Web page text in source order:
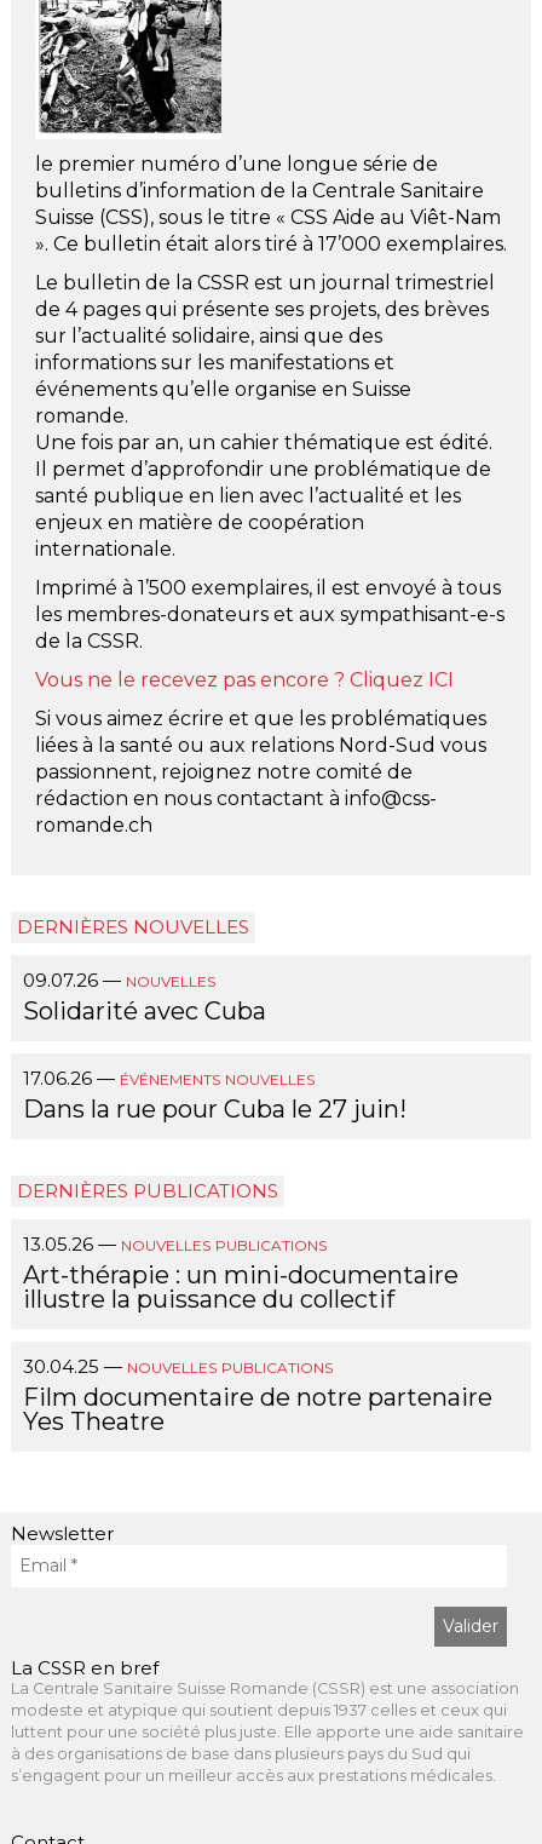
le premier numéro d’une longue série de
bulletins d’information de la Centrale Sanitaire
Suisse (CSS), sous le titre « CSS Aide au Viêt-Nam
». Ce bulletin était alors tiré à 17’000 exemplaires.
Le bulletin de la CSSR est un journal trimestriel
de 4 pages qui présente ses projets, des brèves
sur l’actualité solidaire, ainsi que des
informations sur les manifestations et
événements qu’elle organise en Suisse
romande.
Une fois par an, un cahier thématique est édité.
Il permet d’approfondir une problématique de
santé publique en lien avec l’actualité et les
enjeux en matière de coopération
internationale.
Imprimé à 1’500 exemplaires, il est envoyé à tous
les membres-donateurs et aux sympathisant-e-s
de la CSSR.
Vous ne le recevez pas encore ? Cliquez ICI
Si vous aimez écrire et que les problématiques
liées à la santé ou aux relations Nord-Sud vous
passionnent, rejoignez notre comité de
rédaction en nous contactant à info@css-
romande.ch
DERNIÈRES NOUVELLES
09.07.26 — NOUVELLES
Solidarité avec Cuba
17.06.26 — ÉVÉNEMENTS NOUVELLES
Dans la rue pour Cuba le 27 juin!
DERNIÈRES PUBLICATIONS
13.05.26 — NOUVELLES PUBLICATIONS
Art-thérapie : un mini-documentaire
illustre la puissance du collectif
30.04.25 — NOUVELLES PUBLICATIONS
Film documentaire de notre partenaire
Yes Theatre
Newsletter
La CSSR en bref
La Centrale Sanitaire Suisse Romande (CSSR) est une association
modeste et atypique qui soutient depuis 1937 celles et ceux qui
luttent pour une société plus juste. Elle apporte une aide sanitaire
à des organisations de base dans plusieurs pays du Sud qui
s’engagent pour un meilleur accès aux prestations médicales.